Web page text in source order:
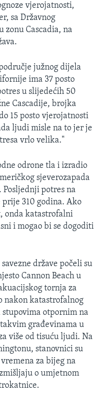
vjerojatnosti,
sa Državnog
zonu Cascadia, na
južnog dijela
ima 37 posto
u slijedećih 50
Cascadije, brojka
15 posto vjerojatnosti
ljudi misle na to jer je
vrlo velika."
odrone tla i izradio
sjeverozapada
Posljednji potres na
prije 310 godina. Ako
onda katastrofalni
i mogao bi se dogoditi
države počeli su
Cannon Beach u
tornja za
nakon katastrofalnog
stupovima otpornim na
građevinama u
više od tisuću ljudi. Na
stanovnici su
za bijeg na
o umjetnom